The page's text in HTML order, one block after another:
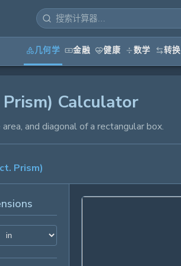
几何学 金融 健康 数学 转换
Calculator
and diagonal of a rectangular box.
Prism)